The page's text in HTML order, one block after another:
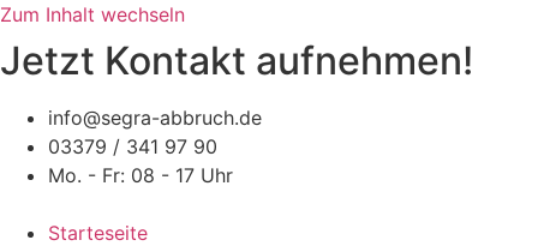
Zum Inhalt wechseln
Jetzt Kontakt aufnehmen!
info@segra-abbruch.de
03379 / 341 97 90
Mo. - Fr: 08 - 17 Uhr
Starteseite